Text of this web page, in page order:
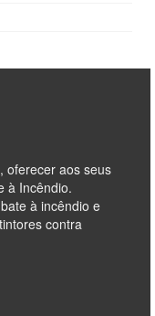
oferecer aos seus
à Incêndio.
à incêndio e
contra